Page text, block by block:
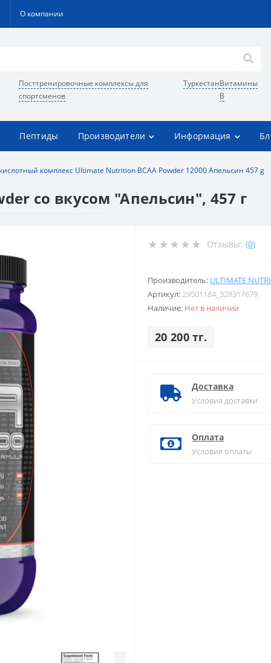
О компании
Посттренировочные комплексы для
спортсменов
ТуркестанВитамины
В
Пептиды Производители Информация
комплекс Ultimate Nutrition BCAA Powder 12000 Апельсин 457 g
со вкусом "Апельсин", 457 г
Отзывы: (0)
Производитель: ULTIMATE
Артикул:29501184_328317679
Наличие: Нет в наличии
20 200 тг.
Доставка
Условия доставки
Оплата
Условия оплаты